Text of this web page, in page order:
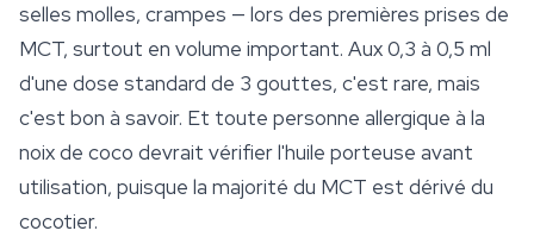
selles molles, crampes — lors des premières prises de
MCT, surtout en volume important. Aux 0,3 à 0,5 ml
d'une dose standard de 3 gouttes, c'est rare, mais
c'est bon à savoir. Et toute personne allergique à la
noix de coco devrait vérifier l'huile porteuse avant
utilisation, puisque la majorité du MCT est dérivé du
cocotier.